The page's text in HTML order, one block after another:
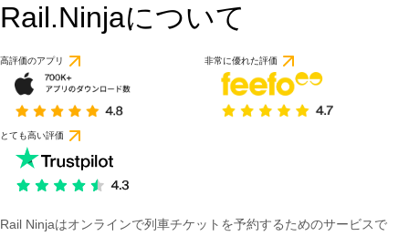
Rail.Ninjaについて
高評価のアプリ 非常に優れた評価
とても高い評価
Rail Ninjaはオンラインで列車チケットを予約するためのサービスで